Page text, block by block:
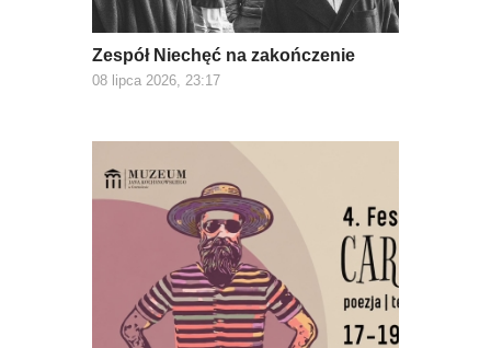
Zespół Niechęć na zakończenie
08 lipca 2026, 23:17